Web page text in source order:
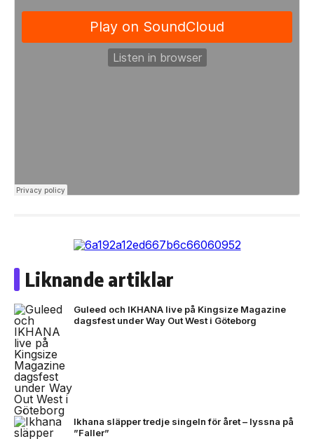
Liknande artiklar
Guleed och IKHANA live på Kingsize Magazine
dagsfest under Way Out West i Göteborg
Ikhana släpper tredje singeln för året – lyssna på
”Faller”